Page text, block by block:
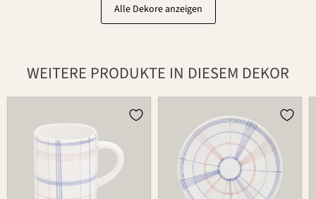
Alle Dekore anzeigen
WEITERE PRODUKTE IN DIESEM DEKOR